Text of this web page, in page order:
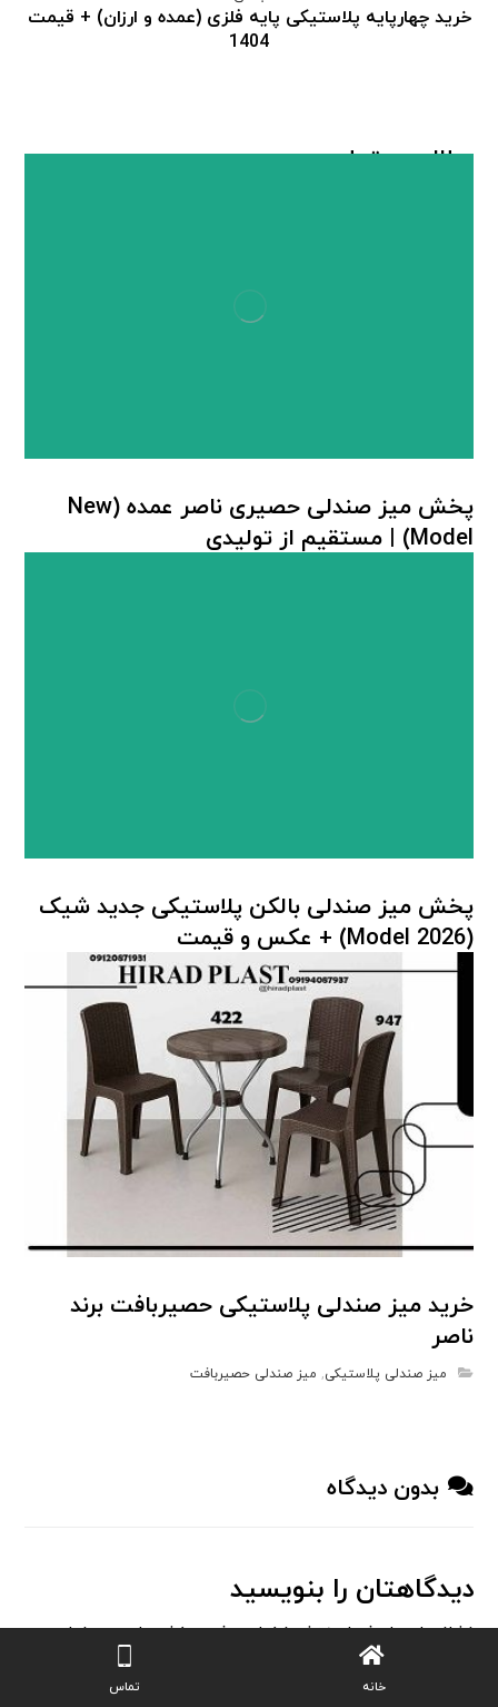
خرید چهارپایه پلاستیکی پایه فلزی (عمده و ارزان) + قیمت
1404
مطالب مرتبط ...
پخش میز صندلی حصیری ناصر عمده (New
Model) | مستقیم از تولیدی
پخش میز صندلی بالکن پلاستیکی جدید شیک
(Model 2026) + عكس و قيمت
میز صندلی پلاستیکی
خرید میز صندلی پلاستیکی حصیربافت برند
ناصر
میز صندلی پلاستیکی, میز صندلی حصیربافت
بدون دیدگاه
دیدگاهتان را بنویسید
نشانی ایمیل شما منتشر نخواهد شد. بخش‌های موردنیاز
علامت‌گذاری شده‌اند
خانه تماس